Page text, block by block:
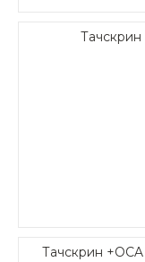
Тачскрин